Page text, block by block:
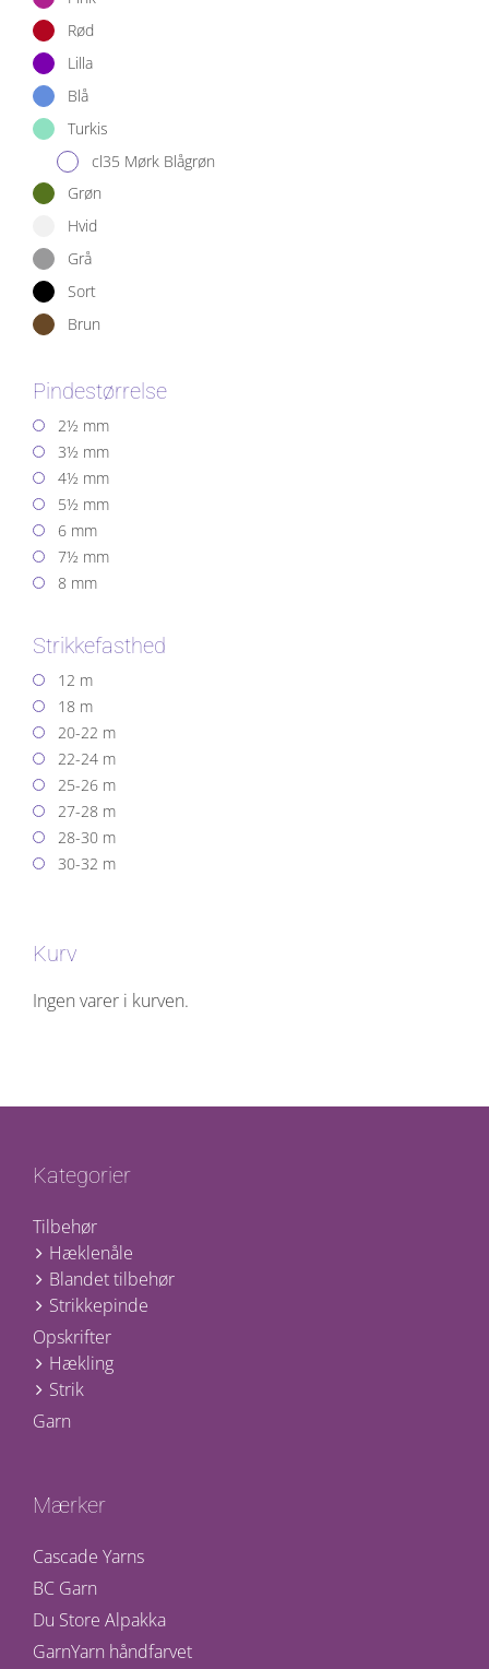
Rød
Lilla
Blå
Turkis
cl35 Mørk Blågrøn
Grøn
Hvid
Grå
Sort
Brun
Pindestørrelse
2½ mm
3½ mm
4½ mm
5½ mm
6 mm
7½ mm
8 mm
Strikkefasthed
12 m
18 m
20-22 m
22-24 m
25-26 m
27-28 m
28-30 m
30-32 m
Kurv
Ingen varer i kurven.
Kategorier
Tilbehør
Hæklenåle
Blandet tilbehør
Strikkepinde
Opskrifter
Hækling
Strik
Garn
Mærker
Cascade Yarns
BC Garn
Du Store Alpakka
GarnYarn håndfarvet